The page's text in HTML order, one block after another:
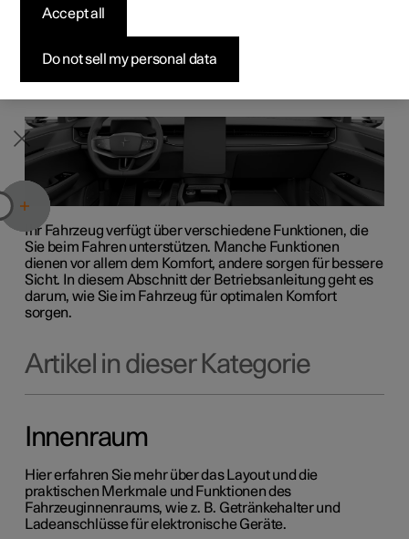
Konfigurieren
Pre-owned Polestar 2
Konfigurieren
Pre-owned Polestar 3
Konfigurieren
Pre-owned Polestar 4
Polestar 5 entdecken
Konfigurieren
Ladenetzwerk
Zu Hause Laden
Finanzierungsoptionen
Inzahlungnahme
Events
Newsletter abonnieren
Bedienelementen für Sitzverstellung, Klimatisierung und
Fenster vertraut.
Ihr Fahrzeug verfügt über verschiedene Funktionen, die
Sie beim Fahren unterstützen. Manche Funktionen
dienen vor allem dem Komfort, andere sorgen für bessere
Sicht. In diesem Abschnitt der Betriebsanleitung geht es
darum, wie Sie im Fahrzeug für optimalen Komfort
sorgen.
Artikel in dieser Kategorie
Innenraum
Hier erfahren Sie mehr über das Layout und die
praktischen Merkmale und Funktionen des
Fahrzeuginnenraums, wie z. B. Getränkehalter und
Ladeanschlüsse für elektronische Geräte.
Do not sell my personal data
Accept all